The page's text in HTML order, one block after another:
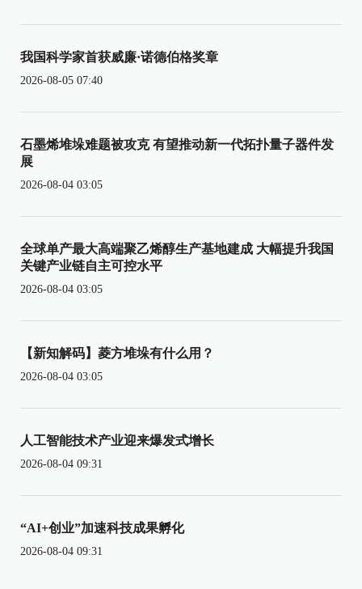
我国科学家首获威廉·诺德伯格奖章
2026-08-05 07:40
石墨烯堆垛难题被攻克 有望推动新一代拓扑量子器件发
展
2026-08-04 03:05
全球单产最大高端聚乙烯醇生产基地建成 大幅提升我国
关键产业链自主可控水平
2026-08-04 03:05
【新知解码】菱方堆垛有什么用？
2026-08-04 03:05
人工智能技术产业迎来爆发式增长
2026-08-04 09:31
“AI+创业”加速科技成果孵化
2026-08-04 09:31